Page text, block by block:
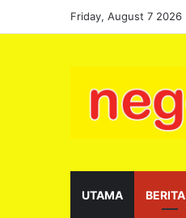
Friday, August 7 2026
UTAMA BERITA